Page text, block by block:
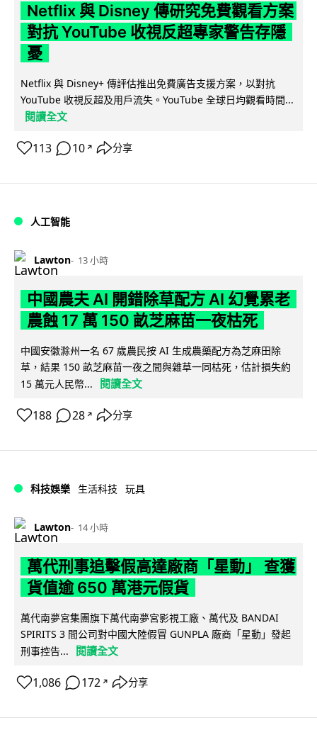
Netflix 與 Disney 傳研究免費觀看方案
對抗 YouTube 收視反超專家警告存隱
憂
Netflix 與 Disney+ 傳評估推出免費廣告支援方案，以對抗
YouTube 收視反超及用戶流失。YouTube 全球日均觀看時間...
閱讀全文
113 10 ↗ 分享
人工智能
Lawton 13 小時
中國農夫 AI 開錯除草配方 AI 幻覺累老
農蝕 17 萬 150 畝芝麻苗一夜枯死
中國安徽滁州一名 67 歲農民按 AI 生成農藥配方為芝麻田除
草，結果 150 畝芝麻苗一夜之間與雜草一同枯死，估計損失約
15 萬元人民幣...
閱讀全文
188 28 ↗ 分享
科技娛樂 生活科技 玩具
Lawton 14 小時
萬代刑事追擊假高達廠商「星動」 查獲
貨值逾 650 萬港元假貨
萬代南夢宮集團旗下萬代南夢宮影視工廠、萬代及 BANDAI
SPIRITS 3 間公司對中國大陸假冒 GUNPLA 廠商「星動」發起
刑事控告...
閱讀全文
1,086 172 ↗ 分享